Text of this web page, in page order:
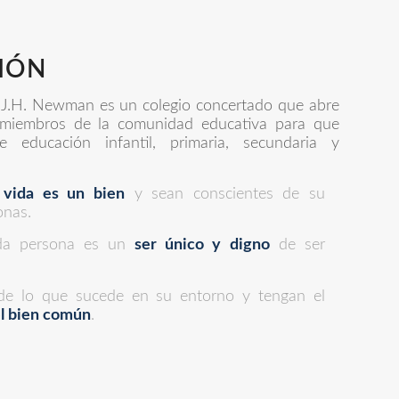
Newman es un colegio concertado que abre
de la comunidad educativa para que
educación infantil, primaria, secundaria y
es un bieny sean conscientes de su
persona es unser único y dignode ser
lo que sucede en su entorno y tengan el
bien común.